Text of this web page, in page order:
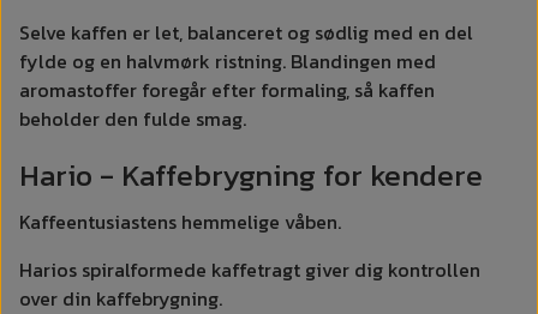
Selve kaffen er let, balanceret og sødlig med en del
fylde og en halvmørk ristning. Blandingen med
aromastoffer foregår efter formaling, så kaffen
beholder den fulde smag.
Hario - Kaffebrygning for kendere
Kaffeentusiastens hemmelige våben.
Harios spiralformede kaffetragt giver dig kontrollen
over din kaffebrygning.